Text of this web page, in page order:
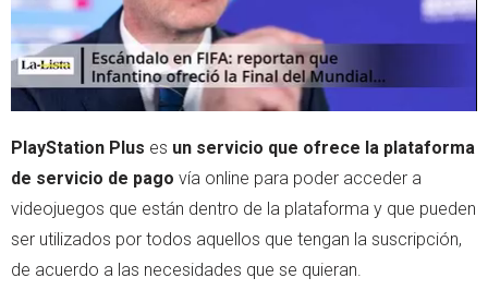
PlayStation Plus es un servicio que ofrece la plataforma
de servicio de pago vía online para poder acceder a
videojuegos que están dentro de la plataforma y que pueden
ser utilizados por todos aquellos que tengan la suscripción,
de acuerdo a las necesidades que se quieran.